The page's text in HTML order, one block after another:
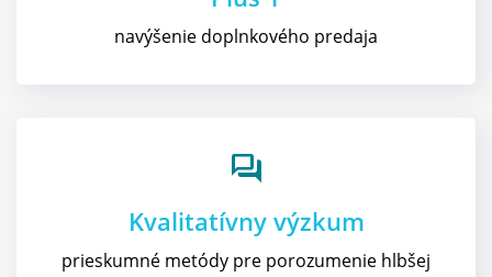
navýšenie doplnkového predaja
forum
Kvalitatívny výzkum
prieskumné metódy pre porozumenie hlbšej